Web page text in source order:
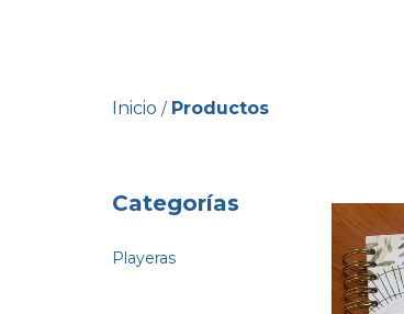
Inicio / Productos
Categorías
Playeras